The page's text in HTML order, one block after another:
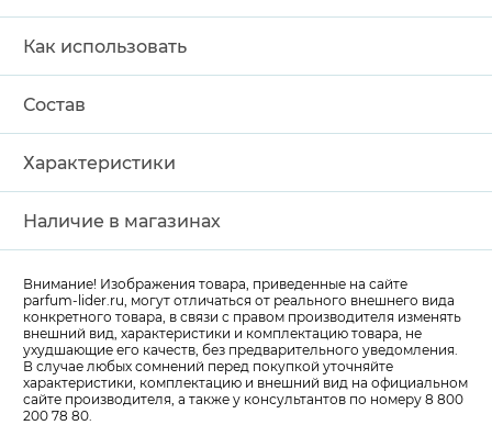
Как использовать
Состав
Характеристики
Наличие в магазинах
Внимание! Изображения товара, приведенные на сайте
parfum-lider.ru, могут отличаться от реального внешнего вида
конкретного товара, в связи с правом производителя изменять
внешний вид, характеристики и комплектацию товара, не
ухудшающие его качеств, без предварительного уведомления.
В случае любых сомнений перед покупкой уточняйте
характеристики, комплектацию и внешний вид на официальном
сайте производителя, а также у консультантов по номеру 8 800
200 78 80.